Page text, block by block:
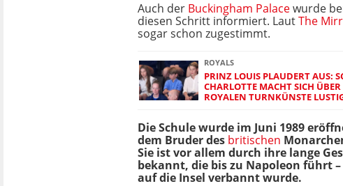
Auch der Buckingham Palacewurde
diesen Schritt informiert. LautThe
sogar schon zugestimmt.
ROYALS
PRINZ LOUIS PLAUDERT AUS:
CHARLOTTE MACHT SICH ÜBER
ROYALEN TURNKÜNSTE
Die Schule wurde im Juni 1989
dem Bruder des britischen
Sie ist vor allem durch ihre lange
bekannt, die bis zu Napoleon führt
auf die Insel verbannt wurde.